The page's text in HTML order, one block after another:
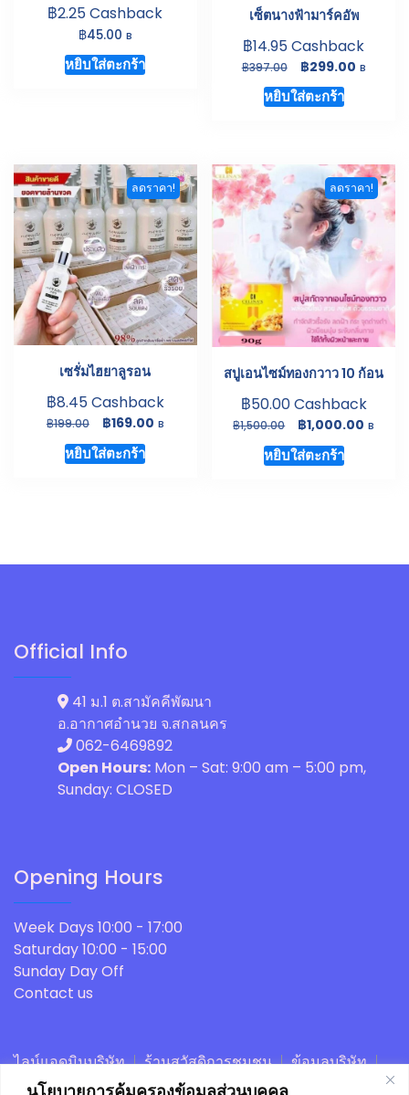
นโยบายการคุ้มครองข้อมูลส่วนบุคคล
฿2.25Cashback
฿45.00 B
หยิบใส่ตะกร้า
เซ็ตนางฟ้ามาร์คอัพ
฿14.95Cashback
฿397.00
Original
price
was:
฿299.00Current
B
หยิบใส่ตะกร้า
ลดราคา!
เซรั่มไฮยาลูรอน
฿8.45Cashback
฿199.00
Original
price
was:
฿169.00Current
B
หยิบใส่ตะกร้า
ลดราคา!
สบู่เอนไซม์ทองกวาว 10 ก้อน
฿50.00Cashback
฿1,500.00
Original
was:
฿1,000.00 B
หยิบใส่ตะกร้า
Official Info
41 ม.1 ต.สามัคคีพัฒนา
อ.อากาศอำนวย จ.สกลนคร
062-6469892
Open Hours: Mon – Sat: 9:00 am – 5:00 pm,
Sunday: CLOSED
Opening Hours
Week Days 10:00 - 17:00
Saturday10:00 - 15:00
Sunday Day Off
Contact us
ไลน์แอดมินบริษัท ร้านสวัสดิการชุมชน ข้อมูลบริษัท
ตะกร้าสินค้า